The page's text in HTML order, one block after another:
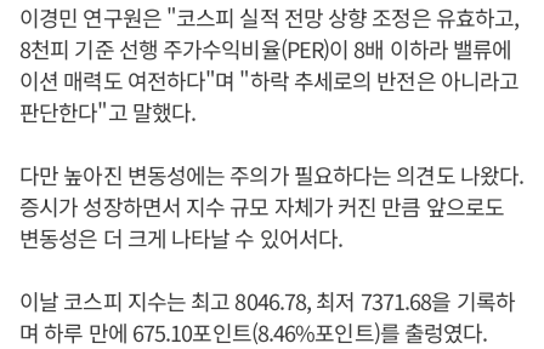
이경민 연구원은 "코스피 실적 전망 상향 조정은 유효하고,
8천피 기준 선행 주가수익비율(PER)이 8배 이하라 밸류에
이션 매력도 여전하다"며 "하락 추세로의 반전은 아니라고
판단한다"고 말했다.
다만 높아진 변동성에는 주의가 필요하다는 의견도 나왔다.
증시가 성장하면서 지수 규모 자체가 커진 만큼 앞으로도
변동성은 더 크게 나타날 수 있어서다.
이날 코스피 지수는 최고 8046.78, 최저 7371.68을 기록하
며 하루 만에 675.10포인트(8.46%포인트)를 출렁였다.